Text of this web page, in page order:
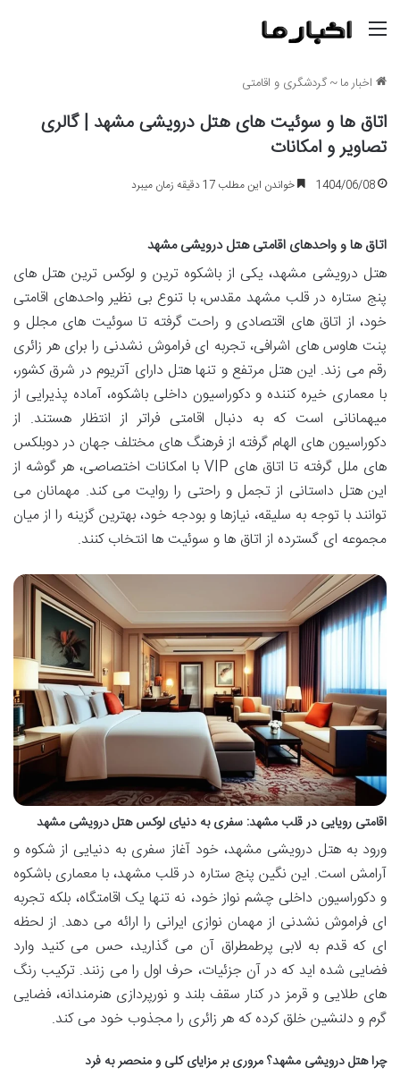
اخبار ما~گردشگری و اقامتی
اتاق ها و سوئیت های هتل درویشی مشهد | گالری
تصاویر و امکانات
1404/06/08 خواندن این مطلب 17 دقیقه زمان میبرد
اتاق ها و واحدهای اقامتی هتل درویشی مشهد
هتل درویشی مشهد، یکی از باشکوه ترین و لوکس ترین هتل های
پنج ستاره در قلب مشهد مقدس، با تنوع بی نظیر واحدهای اقامتی
خود، از اتاق های اقتصادی و راحت گرفته تا سوئیت های مجلل و
پنت هاوس های اشرافی، تجربه ای فراموش نشدنی را برای هر زائری
رقم می زند. این هتل مرتفع و تنها هتل دارای آتریوم در شرق کشور،
با معماری خیره کننده و دکوراسیون داخلی باشکوه، آماده پذیرایی از
میهمانانی است که به دنبال اقامتی فراتر از انتظار هستند. از
دکوراسیون های الهام گرفته از فرهنگ های مختلف جهان در دوبلکس
های ملل گرفته تا اتاق های VIP با امکانات اختصاصی، هر گوشه از
این هتل داستانی از تجمل و راحتی را روایت می کند. مهمانان می
توانند با توجه به سلیقه، نیازها و بودجه خود، بهترین گزینه را از میان
مجموعه ای گسترده از اتاق ها و سوئیت ها انتخاب کنند.
اقامتی رویایی در قلب مشهد: سفری به دنیای لوکس هتل درویشی مشهد
ورود به هتل درویشی مشهد، خود آغاز سفری به دنیایی از شکوه و
آرامش است. این نگین پنج ستاره در قلب مشهد، با معماری باشکوه
و دکوراسیون داخلی چشم نواز خود، نه تنها یک اقامتگاه، بلکه تجربه
ای فراموش نشدنی از مهمان نوازی ایرانی را ارائه می دهد. از لحظه
ای که قدم به لابی پرطمطراق آن می گذارید، حس می کنید وارد
فضایی شده اید که در آن جزئیات، حرف اول را می زنند. ترکیب رنگ
های طلایی و قرمز در کنار سقف بلند و نورپردازی هنرمندانه، فضایی
گرم و دلنشین خلق کرده که هر زائری را مجذوب خود می کند.
چرا هتل درویشی مشهد؟ مروری بر مزایای کلی و منحصر به فرد